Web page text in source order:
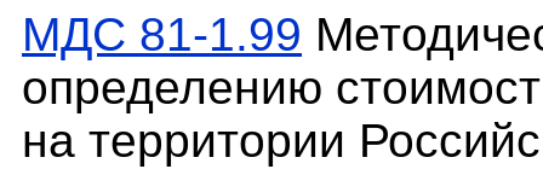
МДС 81-1.99
определению
на территории